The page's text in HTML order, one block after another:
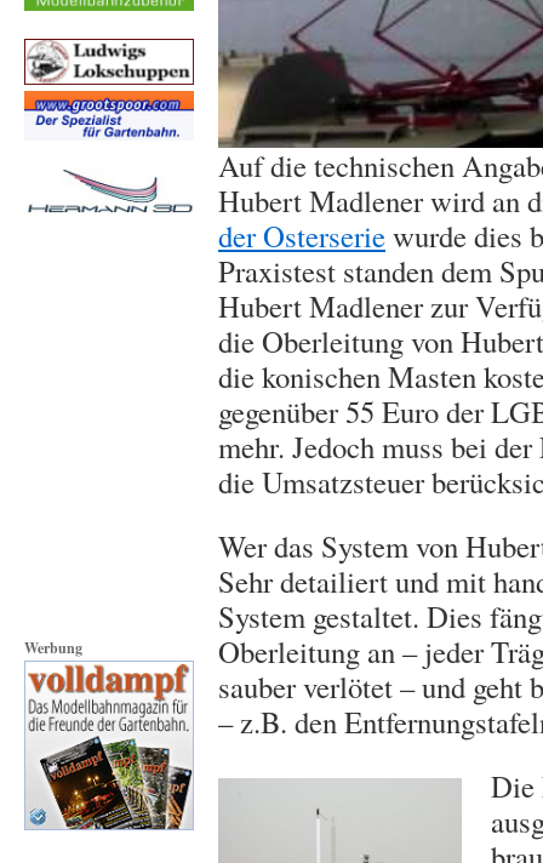
Auf die technischen
Hubert Madlener wird an
der Osterseriewurde dies
Praxistest standen dem
Hubert Madlener zur
die Oberleitung von
die konischen Masten
gegenüber 55 Euro der
mehr. Jedoch muss bei
die Umsatzsteuer
Wer das System von
Sehr detailiert und mit
System gestaltet. Dies
Oberleitung an – jeder
sauber verlötet – und
– z.B. den
Die
Werbung